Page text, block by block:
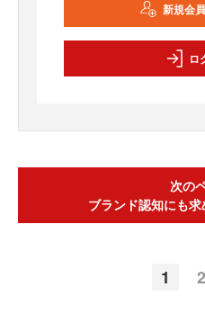
新規会
ロ
次の
ブランド認知にも
1 2